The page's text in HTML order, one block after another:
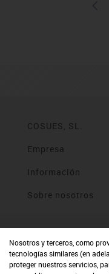
COSUES, SL.
Empresa
Información
Sobre nosotros
Nosotros y terceros, como
tecnologías similares (en
proteger nuestros servicios,